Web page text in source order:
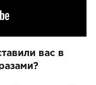
вас в